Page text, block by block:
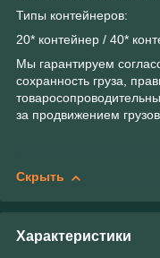
Типы контейнеров:
20* контейнер / 40*
Мы гарантируем
сохранность груза,
за продвижением
Скрыть
Характеристики